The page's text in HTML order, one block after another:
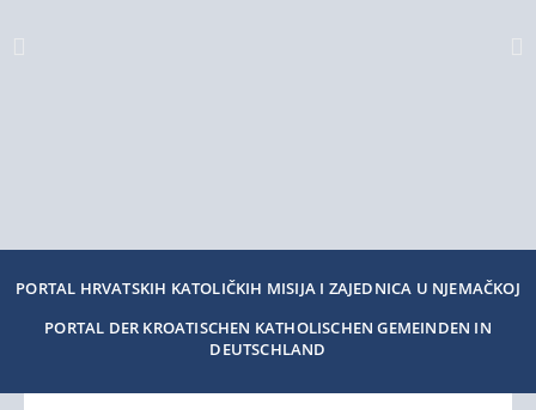
PORTAL HRVATSKIH KATOLIČKIH MISIJA I ZAJEDNICA U NJEMAČKOJ
PORTAL DER KROATISCHEN KATHOLISCHEN GEMEINDEN IN
DEUTSCHLAND